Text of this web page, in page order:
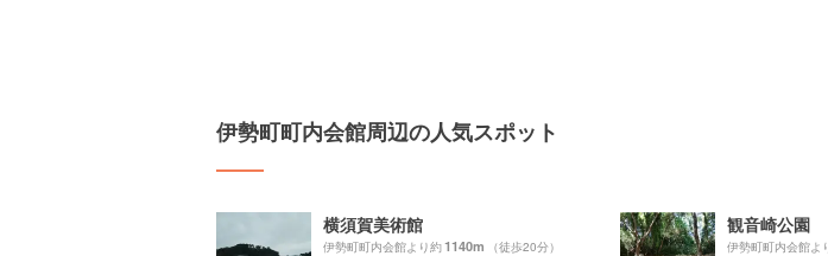
伊勢町町内会館周辺の人気スポット
横須賀美術館
伊勢町町内会館より約1140m （徒歩20分）
観音崎公園
伊勢町町内会館よ